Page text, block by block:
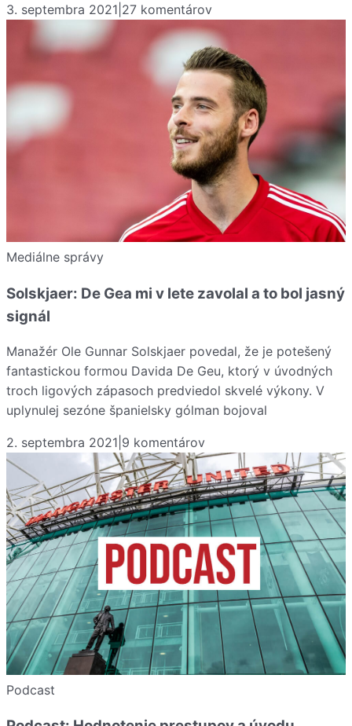
3. septembra 2021 27 komentárov
Mediálne správy
Solskjaer: De Gea mi v lete zavolal a to bol jasný
signál
Manažér Ole Gunnar Solskjaer povedal, že je potešený
fantastickou formou Davida De Geu, ktorý v úvodných
troch ligových zápasoch predviedol skvelé výkony. V
uplynulej sezóne španielsky gólman bojoval
2. septembra 2021 9 komentárov
Podcast